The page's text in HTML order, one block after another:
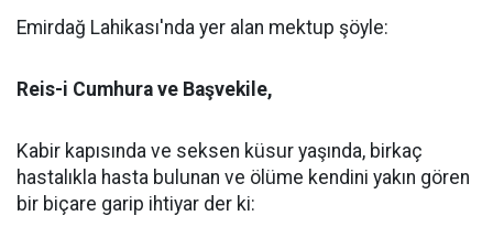
Emirdağ Lahikası'nda yer alan mektup şöyle:
Reis-i Cumhura ve Başvekile,
Kabir kapısında ve seksen küsur yaşında, birkaç
hastalıkla hasta bulunan ve ölüme kendini yakın gören
bir biçare garip ihtiyar der ki: